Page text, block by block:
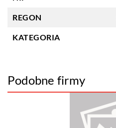
REGON
KATEGORIA
Podobne firmy